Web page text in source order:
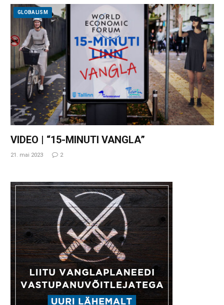
GLOBALISM
VIDEO | “15-MINUTI VANGLA”
21. mai 2023 2